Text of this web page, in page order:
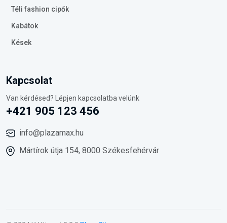
Téli fashion cipők
Kabátok
Kések
Kapcsolat
Van kérdésed? Lépjen kapcsolatba velünk
+421 905 123 456
info@plazamax.hu
Mártírok útja 154, 8000 Székesfehérvár